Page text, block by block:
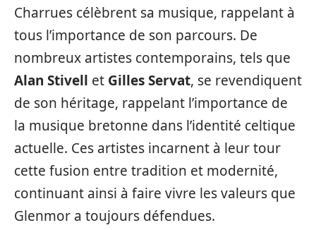
Charrues célèbrent sa musique, rappelant à
tous l’importance de son parcours. De
nombreux artistes contemporains, tels que
Alan Stivell et Gilles Servat, se revendiquent
de son héritage, rappelant l’importance de
la musique bretonne dans l’identité celtique
actuelle. Ces artistes incarnent à leur tour
cette fusion entre tradition et modernité,
continuant ainsi à faire vivre les valeurs que
Glenmor a toujours défendues.